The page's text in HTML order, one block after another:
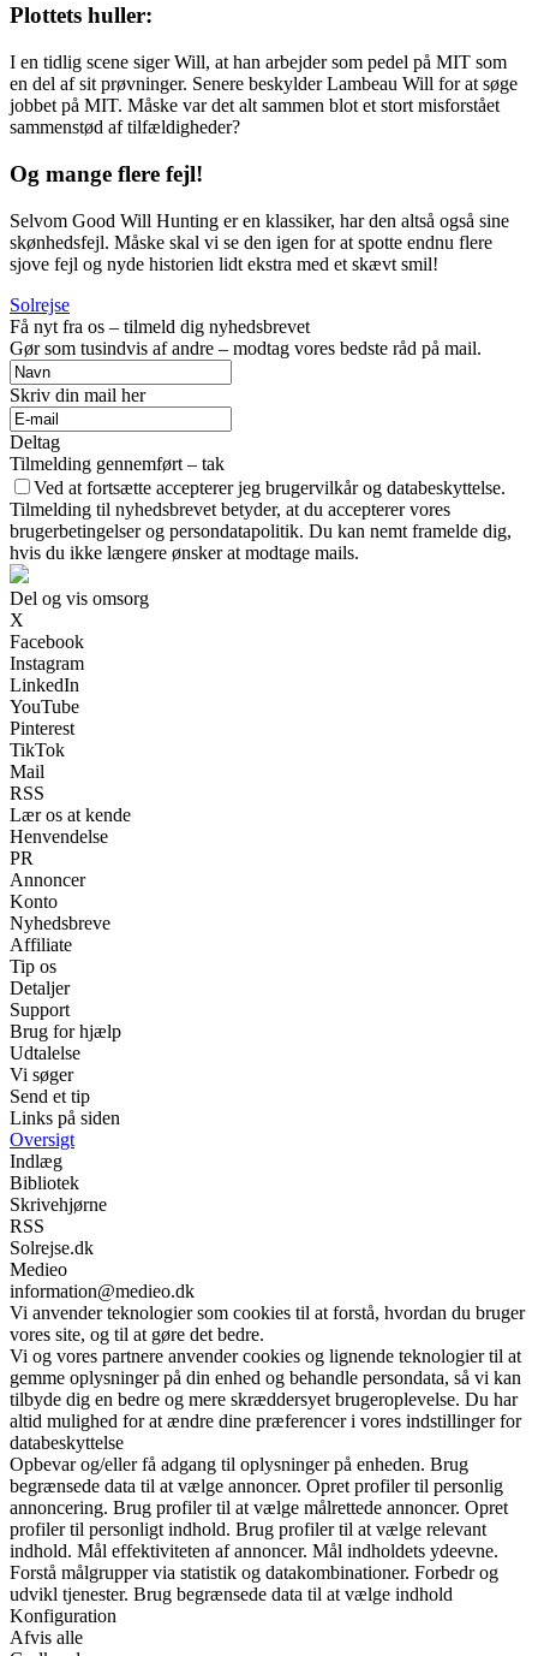
Plottets huller:
I en tidlig scene siger Will, at han arbejder som pedel på MIT som
en del af sit prøvninger. Senere beskylder Lambeau Will for at søge
jobbet på MIT. Måske var det alt sammen blot et stort misforstået
sammenstød af tilfældigheder?
Og mange flere fejl!
Selvom Good Will Hunting er en klassiker, har den altså også sine
skønhedsfejl. Måske skal vi se den igen for at spotte endnu flere
sjove fejl og nyde historien lidt ekstra med et skævt smil!
Solrejse
Få nyt fra os – tilmeld dig nyhedsbrevet
Gør som tusindvis af andre – modtag vores bedste råd på mail.
Skriv din mail her
Deltag
Tilmelding gennemført – tak
Ved at fortsætte accepterer jeg brugervilkår og databeskyttelse.
Tilmelding til nyhedsbrevet betyder, at du accepterer vores
brugerbetingelser og persondatapolitik. Du kan nemt framelde dig,
hvis du ikke længere ønsker at modtage mails.
Del og vis omsorg
X
Facebook
Instagram
LinkedIn
YouTube
Pinterest
TikTok
Mail
RSS
Lær os at kende
Henvendelse
PR
Annoncer
Konto
Nyhedsbreve
Affiliate
Tip os
Detaljer
Support
Brug for hjælp
Udtalelse
Vi søger
Send et tip
Links på siden
Oversigt
Indlæg
Bibliotek
Skrivehjørne
RSS
Solrejse.dk
Medieo
information@medieo.dk
Vi anvender teknologier som cookies til at forstå, hvordan du bruger
vores site, og til at gøre det bedre.
Vi og vores partnere anvender cookies og lignende teknologier til at
gemme oplysninger på din enhed og behandle persondata, så vi kan
tilbyde dig en bedre og mere skræddersyet brugeroplevelse. Du har
altid mulighed for at ændre dine præferencer i vores indstillinger for
databeskyttelse
Opbevar og/eller få adgang til oplysninger på enheden. Brug
begrænsede data til at vælge annoncer. Opret profiler til personlig
annoncering. Brug profiler til at vælge målrettede annoncer. Opret
profiler til personligt indhold. Brug profiler til at vælge relevant
indhold. Mål effektiviteten af annoncer. Mål indholdets ydeevne.
Forstå målgrupper via statistik og datakombinationer. Forbedr og
udvikl tjenester. Brug begrænsede data til at vælge indhold
Konfiguration
Afvis alle